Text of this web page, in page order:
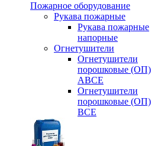
Пожарное оборудование
Рукава пожарные
Рукава пожарные
напорные
Огнетушители
Огнетушители
порошковые (ОП)
АВСЕ
Огнетушители
порошковые (ОП)
ВСЕ